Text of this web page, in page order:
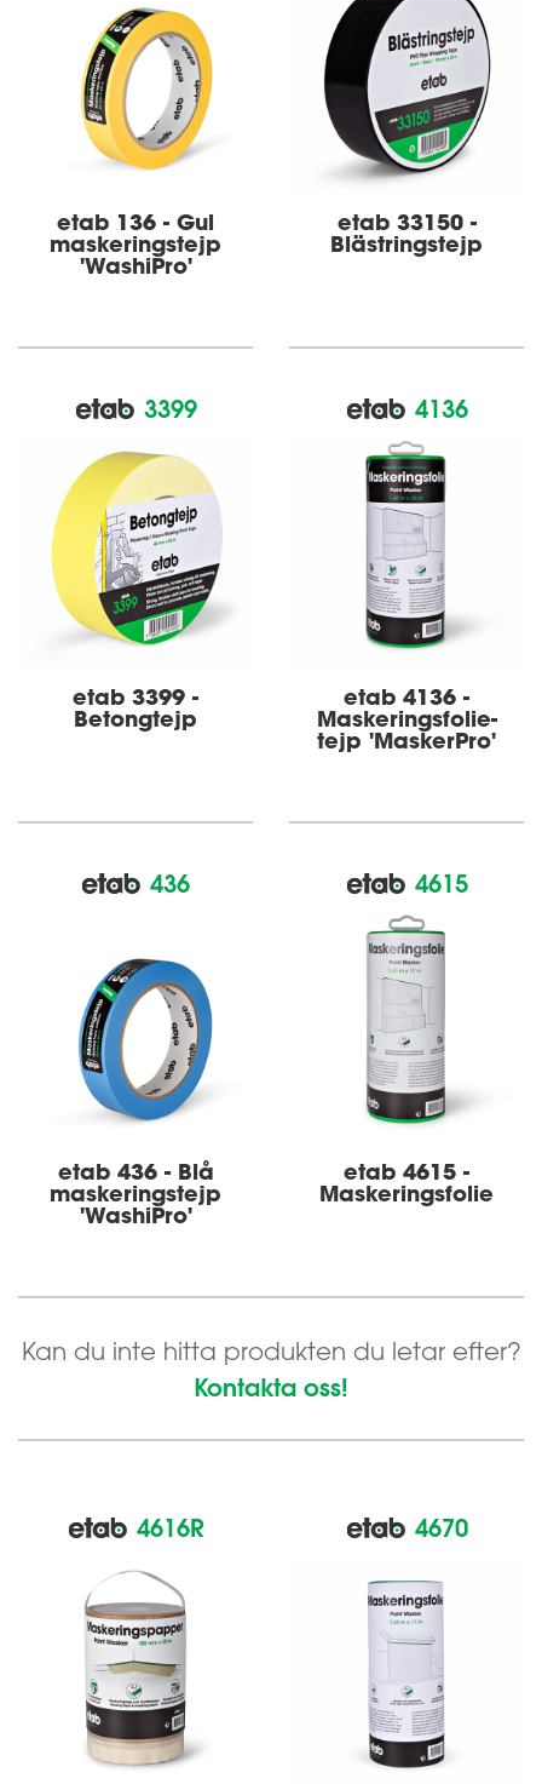
etab 136 - Gul
maskerings­­tejp
'Washi­Pro'
etab 33150 -
Blästringstejp
3399
etab 3399 -
Betongtejp
4136
etab 4136 -
Maskerings­­folie­
tejp 'MaskerPro'
436
etab 436 - Blå
maskeringstejp
'WashiPro'
4615
etab 4615 -
Maskerings­­folie
Kan du inte hitta produkten du letar efter?
Kontakta oss!
4616R 4670